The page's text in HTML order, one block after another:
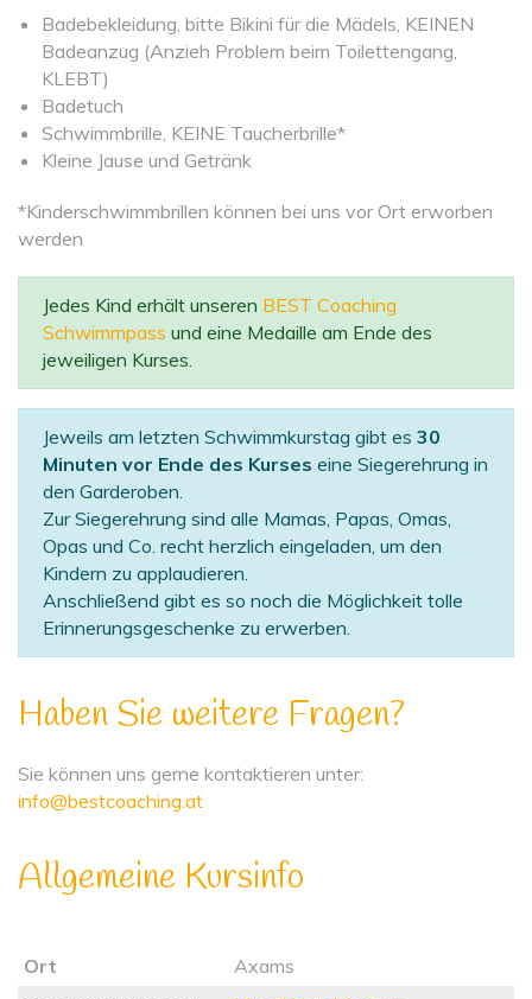
Badebekleidung, bitte Bikini für die Mädels, KEINEN
Badeanzug (Anzieh Problem beim Toilettengang,
KLEBT)
Badetuch
Schwimmbrille, KEINE Taucherbrille*
Kleine Jause und Getränk
*Kinderschwimmbrillen können bei uns vor Ort erworben
werden
Jedes Kind erhält unseren BEST Coaching
Schwimmpass und eine Medaille am Ende des
jeweiligen Kurses.
Jeweils am letzten Schwimmkurstag gibt es 30
Minuten vor Ende des Kurses eine Siegerehrung in
den Garderoben.
Zur Siegerehrung sind alle Mamas, Papas, Omas,
Opas und Co. recht herzlich eingeladen, um den
Kindern zu applaudieren.
Anschließend gibt es so noch die Möglichkeit tolle
Erinnerungsgeschenke zu erwerben.
Haben Sie weitere Fragen?
Sie können uns gerne kontaktieren unter:
info@bestcoaching.at
Allgemeine Kursinfo
Ort
Axams